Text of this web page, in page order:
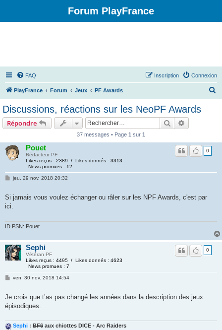
Forum PlayFrance
FAQ Connexion
Inscription
PlayFrance Forum Jeux PF Awards
h
Discussions, réactions sur les NeoPF Awards
Répondre Rechercher
37 messages • Page 1 sur 1
Pouet
Rédacteur PF
Likes reçus : 2389 / Likes donnés : 3313
News promues : 12
0
jeu. 29 nov. 2018 20:32
Si jamais vous voulez échanger ou râler sur les NPF Awards, c'est par
ici.
ID PSN: Pouet
Sephi
Vétéran PF
Likes reçus : 4495 / Likes donnés : 4623
News promues : 7
0
ven. 30 nov. 2018 14:54
Je crois que t’as pas changé les années dans la description des jeux
épisodiques.
Sephi : BF6 aux chiottes DICE - Arc Raiders